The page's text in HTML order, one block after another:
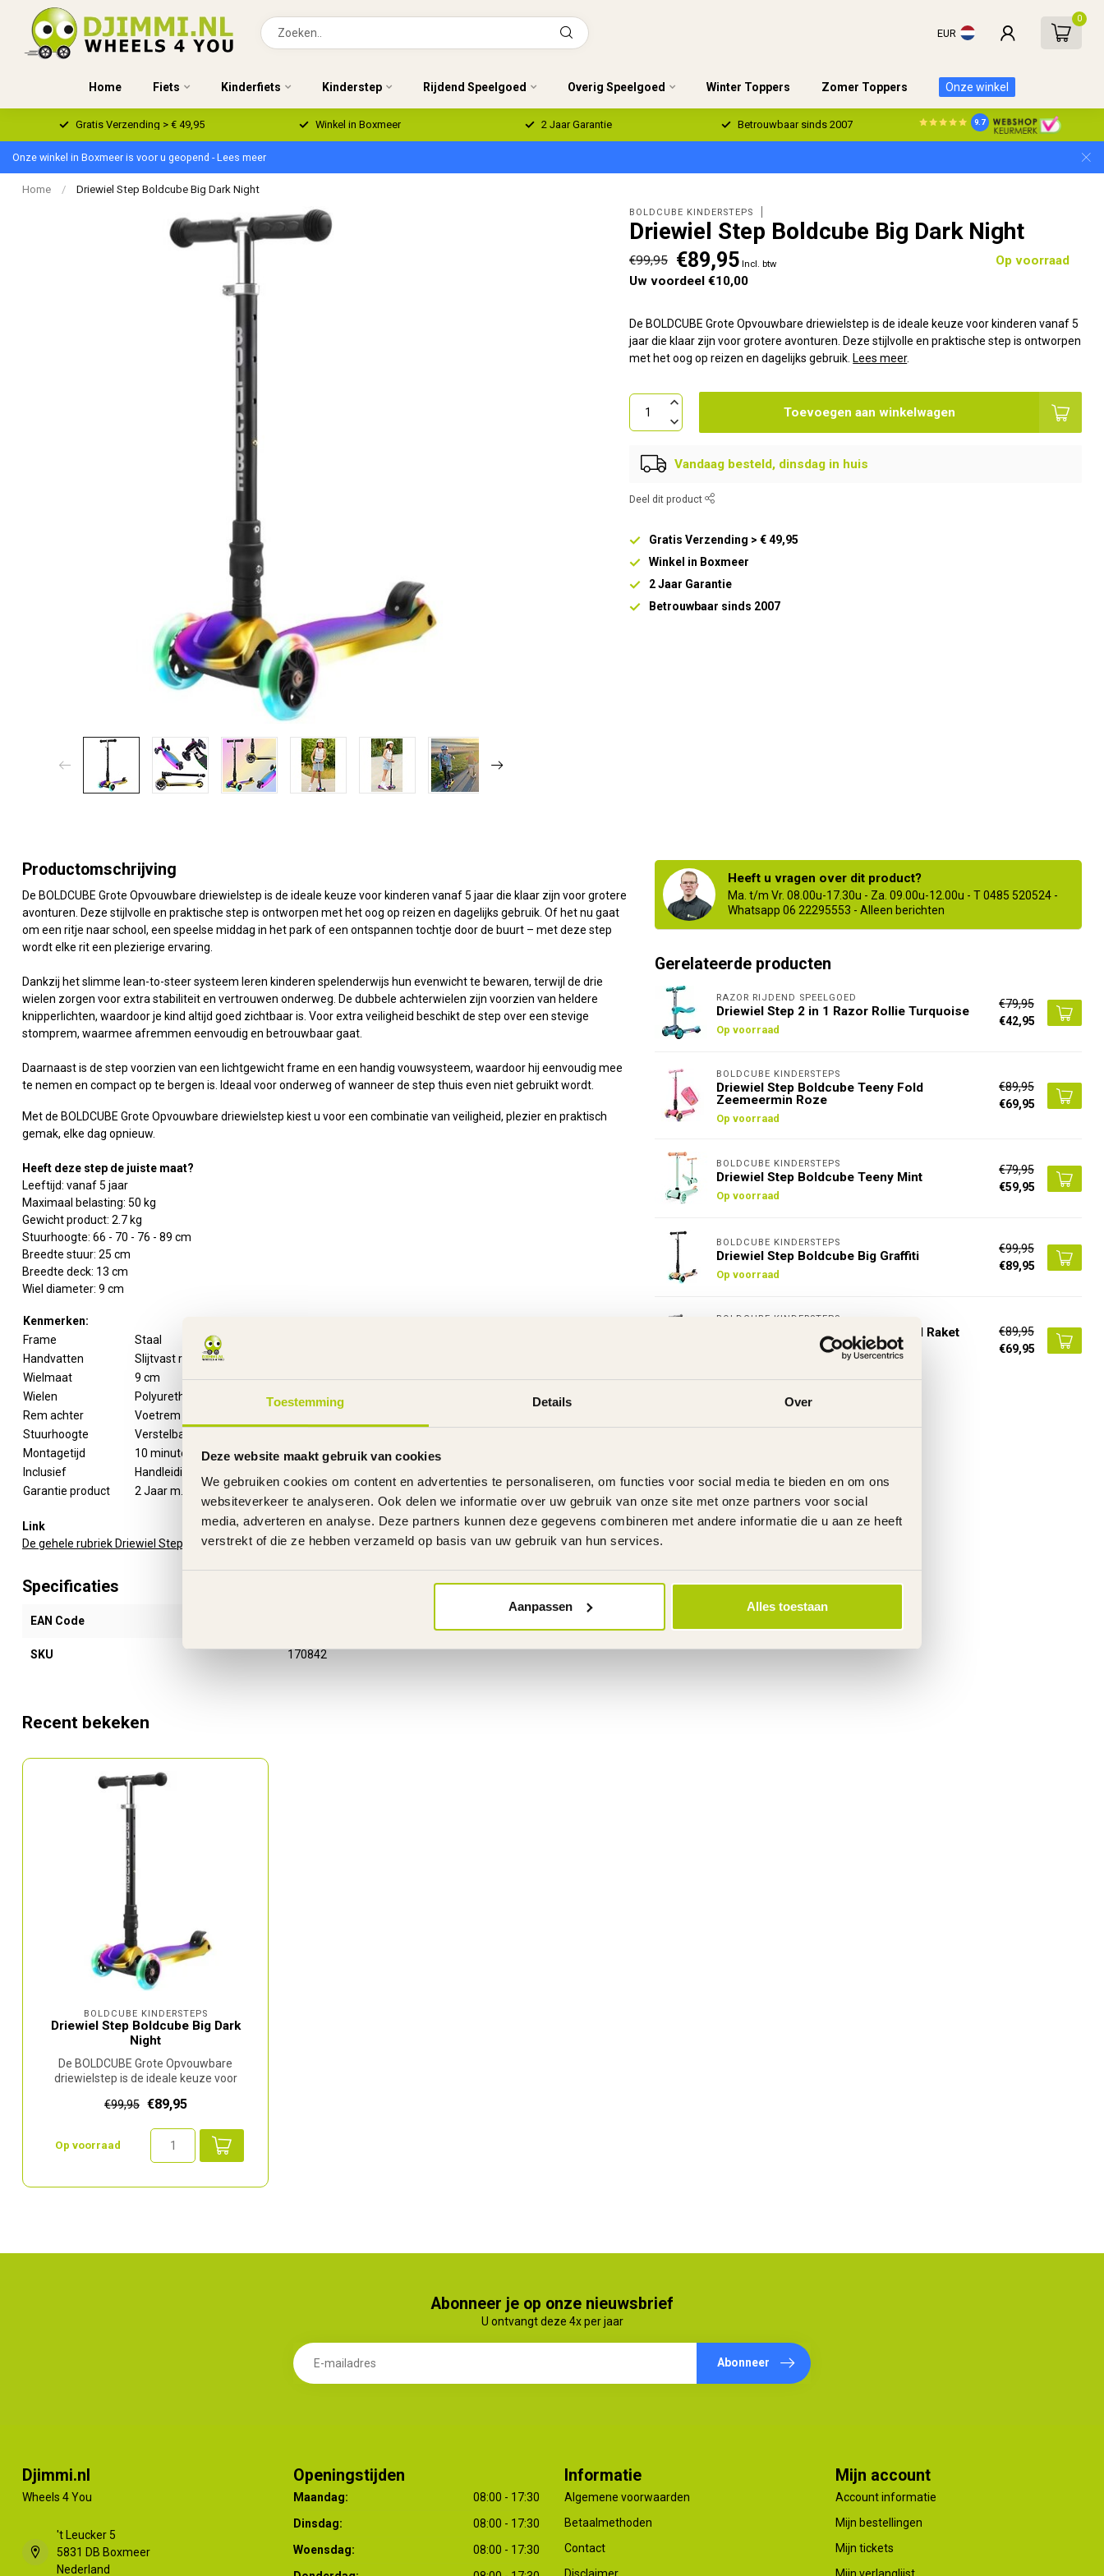
Toestemming Details Over
Deze website maakt gebruik van cookies
We gebruiken cookies om content en advertenties te personaliseren, om functies voor social media te bieden en om ons
websiteverkeer te analyseren. Ook delen we informatie over uw gebruik van onze site met onze partners voor social
media, adverteren en analyse. Deze partners kunnen deze gegevens combineren met andere informatie die u aan ze heeft
verstrekt of die ze hebben verzameld op basis van uw gebruik van hun services.
Aanpassen Alles toestaan
EUR
0
Home Fiets Kinderfiets Kinderstep Rijdend Speelgoed Overig Speelgoed Winter Toppers Zomer Toppers Onze winkel
Gratis Verzending > € 49,95 Winkel in Boxmeer 2 Jaar Garantie Betrouwbaar sinds 2007 9.7
Onze winkel in Boxmeer is voor u geopend - Lees meer
Home / Driewiel Step Boldcube Big Dark Night
BOLDCUBE KINDERSTEPS
Driewiel Step Boldcube Big Dark Night
€99,95 €89,95 Incl. btw
Op voorraad
Uw voordeel €10,00
De BOLDCUBE Grote Opvouwbare driewielstep is de ideale keuze voor kinderen vanaf 5
jaar die klaar zijn voor grotere avonturen. Deze stijlvolle en praktische step is ontworpen
met het oog op reizen en dagelijks gebruik. Lees meer.
Toevoegen aan winkelwagen
Vandaag besteld, dinsdag in huis
Deel dit product
Gratis Verzending > € 49,95
Winkel in Boxmeer
2 Jaar Garantie
Betrouwbaar sinds 2007
Productomschrijving
De BOLDCUBE Grote Opvouwbare driewielstep is de ideale keuze voor kinderen vanaf 5 jaar die klaar zijn voor grotere
avonturen. Deze stijlvolle en praktische step is ontworpen met het oog op reizen en dagelijks gebruik. Of het nu gaat
om een ritje naar school, een speelse middag in het park of een ontspannen tochtje door de buurt – met deze step
wordt elke rit een plezierige ervaring.
Dankzij het slimme lean-to-steer systeem leren kinderen spelenderwijs hun evenwicht te bewaren, terwijl de drie
wielen zorgen voor extra stabiliteit en vertrouwen onderweg. De dubbele achterwielen zijn voorzien van heldere
knipperlichten, waardoor je kind altijd goed zichtbaar is. Voor extra veiligheid beschikt de step over een stevige
stomprem, waarmee afremmen eenvoudig en betrouwbaar gaat.
Daarnaast is de step voorzien van een lichtgewicht frame en een handig vouwsysteem, waardoor hij eenvoudig mee
te nemen en compact op te bergen is. Ideaal voor onderweg of wanneer de step thuis even niet gebruikt wordt.
Met de BOLDCUBE Grote Opvouwbare driewielstep kiest u voor een combinatie van veiligheid, plezier en praktisch
gemak, elke dag opnieuw.
Heeft deze step de juiste maat?
Leeftijd: vanaf 5 jaar
Maximaal belasting: 50 kg
Gewicht product: 2.7 kg
Stuurhoogte: 66 - 70 - 76 - 89 cm
Breedte stuur: 25 cm
Breedte deck: 13 cm
Wiel diameter: 9 cm
Kenmerken:
Frame
Staal
Handvatten
Slijtvast rubber
Wielmaat
9 cm
Wielen
Polyurethaan
Rem achter
Voetrem op het achterwiel
Stuurhoogte
Verstelbaar
Montagetijd
10 minuten
Inclusief
Handleiding
Garantie product
2 Jaar m.u.v. slijtageonderdelen
Link
De gehele rubriek Driewiel Step
Specificaties
EAN Code
SKU 170842
Heeft u vragen over dit product?
Ma. t/m Vr. 08.00u-17.30u - Za. 09.00u-12.00u - T 0485 520524 -
Whatsapp 06 22295553 - Alleen berichten
Gerelateerde producten
RAZOR RIJDEND SPEELGOED
Driewiel Step 2 in 1 Razor Rollie Turquoise
Op voorraad
€79,95
€42,95
BOLDCUBE KINDERSTEPS
Driewiel Step Boldcube Teeny Fold
Zeemeermin Roze
Op voorraad
€89,95
€69,95
BOLDCUBE KINDERSTEPS
Driewiel Step Boldcube Teeny Mint
Op voorraad
€79,95
€59,95
BOLDCUBE KINDERSTEPS
Driewiel Step Boldcube Big Graffiti
Op voorraad
€99,95
€89,95
BOLDCUBE KINDERSTEPS
Driewiel Step Boldcube Teeny Fold Raket
€89,95
€69,95
Recent bekeken
BOLDCUBE KINDERSTEPS
Driewiel Step Boldcube Big Dark
Night
De BOLDCUBE Grote Opvouwbare
driewielstep is de ideale keuze voor
€99,95 €89,95
Op voorraad
Abonneer je op onze nieuwsbrief
U ontvangt deze 4x per jaar
Abonneer
Djimmi.nl
Wheels 4 You
't Leucker 5
5831 DB Boxmeer
Nederland
Openingstijden
Maandag:
08:00 - 17:30
Dinsdag:
08:00 - 17:30
Woensdag:
08:00 - 17:30
Informatie
Algemene voorwaarden
Betaalmethoden
Contact
Mijn account
Account informatie
Mijn bestellingen
Mijn tickets